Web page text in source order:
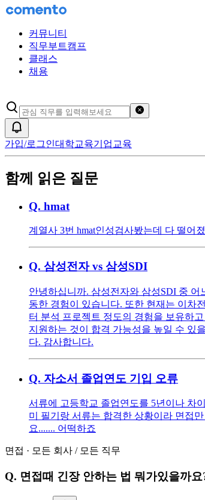
커뮤니티
직무부트캠프
클래스
채용
가입/로그인대학교육기업교육
함께 읽은 질문
Q. hmat
계열사 3번 hmat인성검사봤는데 다 떨어
Q. 삼성전자 vs 삼성SDI
안녕하십니까. 삼성전자와 삼성SDI 중
동한 경험이 있습니다. 또한 현재는 이차
터 분석 프로젝트 정도의 경험을 보유하
지원하는 것이 합격 가능성을 높일 수 있
다. 감사합니다.
Q. 자소서 졸업연도 기입 오류
서류에 고등학교 졸업연도를 5년이나 차
미 필기랑 서류는 합격한 상황이라 면접
요....... 어떡하죠
면접 · 모든 회사 / 모든 직무
Q. 면접때 긴장 안하는 법 뭐가있을까요